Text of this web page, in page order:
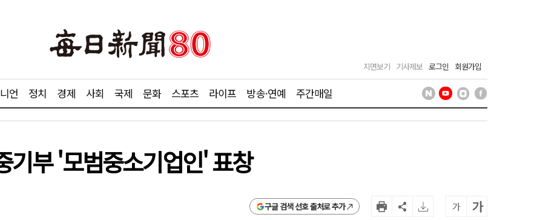
지면보기 기사제보 로그인 회원가입
언 정치 경제 사회 국제 문화 스포츠 라이프 방송·연예 주간매일
기부 '모범중소기업인' 표창
구글 검색 선호 출처로 추가 가 가